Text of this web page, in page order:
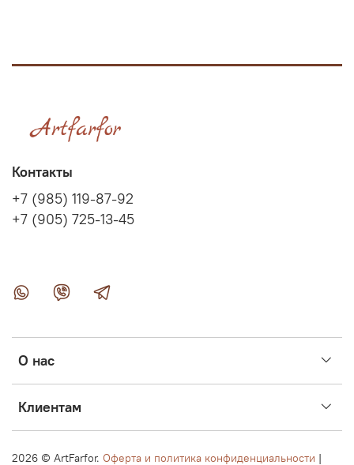
О нас
Клиентам
Контакты
+7 (985) 119-87-92
+7 (905) 725-13-45
2026 © ArtFarfor. Оферта и политика конфиденциальности |